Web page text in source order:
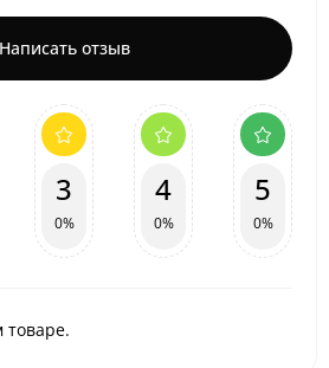
Написать отзыв
3
0%
4
0%
5
0%
товаре.